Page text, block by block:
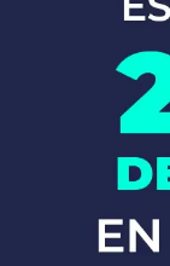
a clientes en
emergencia,
preventivo,
soluciones